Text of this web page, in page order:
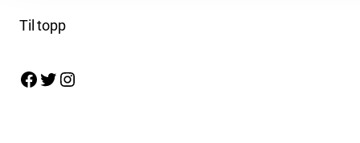
Til topp
Facebook Twitter Instagram